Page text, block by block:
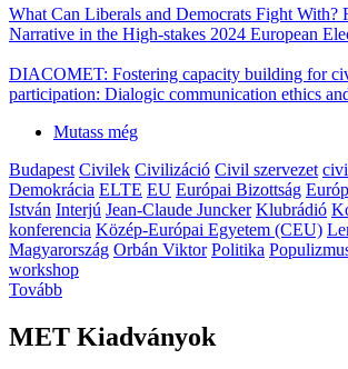
What Can Liberals and Democrats Fight With?
Narrative in the High-stakes 2024 European
DIACOMET: Fostering capacity building for
participation: Dialogic communication ethics
Mutass még
Budapest Civilek Civilizáció Civil szervezet
Demokrácia ELTE EU Európai Bizottság
István Interjú Jean-Claude Juncker Klubrádió
konferencia Közép-Európai Egyetem (CEU)
Magyarország Orbán Viktor Politika
workshop
Tovább
MET Kiadványok